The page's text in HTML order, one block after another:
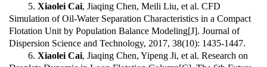
5. Xiaolei Cai, Jiaqing Chen, Meili Liu, et al. CFD
Simulation of Oil-Water Separation Characteristics in a Compact
Flotation Unit by Population Balance Modeling[J]. Journal of
Dispersion Science and Technology, 2017, 38(10): 1435-1447.
6. Xiaolei Cai, Jiaqing Chen, Yipeng Ji, et al. Research on